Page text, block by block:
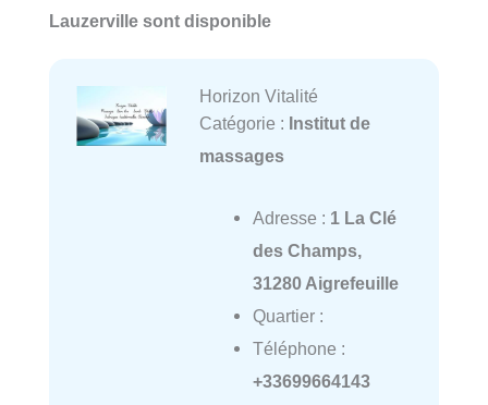
Lauzerville sont disponible
Horizon Vitalité
Catégorie : Institut de
massages
Adresse : 1 La Clé
des Champs,
31280 Aigrefeuille
Quartier :
Téléphone :
+33699664143